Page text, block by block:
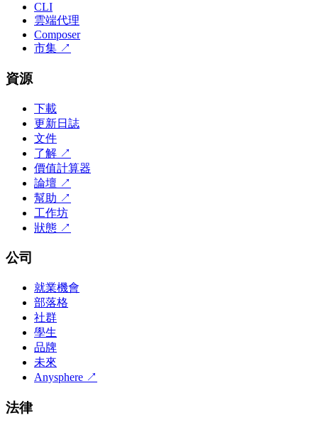
CLI
雲端代理
Composer
市集 ↗
資源
下載
更新日誌
文件
了解 ↗
價值計算器
論壇 ↗
幫助 ↗
工作坊
狀態 ↗
公司
就業機會
部落格
社群
學生
品牌
未來
Anysphere ↗
法律